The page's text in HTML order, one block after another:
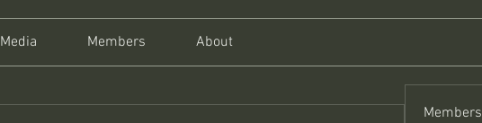
Media Members About
Members